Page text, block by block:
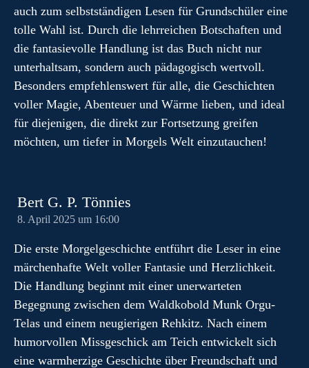
auch zum selbstständigen Lesen für Grundschüler eine
tolle Wahl ist. Durch die lehrreichen Botschaften und
die fantasievolle Handlung ist das Buch nicht nur
unterhaltsam, sondern auch pädagogisch wertvoll.
Besonders empfehlenswert für alle, die Geschichten
voller Magie, Abenteuer und Wärme lieben, und ideal
für diejenigen, die direkt zur Fortsetzung greifen
möchten, um tiefer in Morgels Welt einzutauchen!
Bert G. P. Tönnies
8. April 2025 um 16:00
Die erste Morgelgeschichte entführt die Leser in eine
märchenhafte Welt voller Fantasie und Herzlichkeit.
Die Handlung beginnt mit einer unerwarteten
Begegnung zwischen dem Waldkobold Munk Orgu-
Telas und einem neugierigen Rehkitz. Nach einem
humorvollen Missgeschick am Teich entwickelt sich
eine warmherzige Geschichte über Freundschaft und